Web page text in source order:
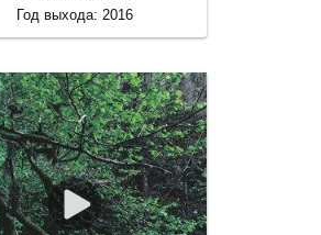
Год выхода: 2016